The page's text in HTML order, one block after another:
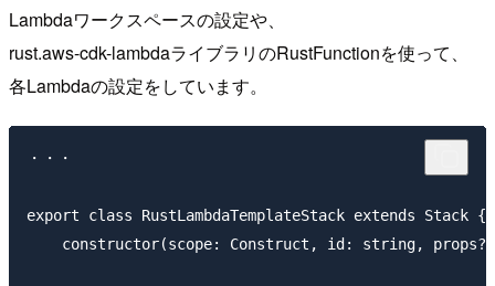
Lambdaワークスペースの設定や、
rust.aws-cdk-lambdaライブラリのRustFunctionを使って、
各Lambdaの設定をしています。
・・・
export class RustLambdaTemplateStack extends Stack {
constructor(scope: Construct, id: string,